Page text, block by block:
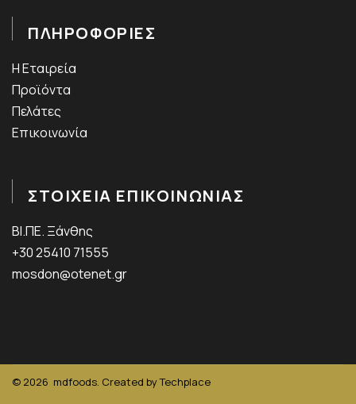
ΠΛΗΡΟΦΟΡΙΕΣ
Η Εταιρεία
Προϊόντα
Πελάτες
Επικοινωνία
ΣΤΟΙΧΕΙΑ ΕΠΙΚΟΙΝΩΝΙΑΣ
ΒΙ.ΠΕ. Ξάνθης
+30 25410 71555
mosdon@otenet.gr
© 2026 mdfoods. Created byTechplace